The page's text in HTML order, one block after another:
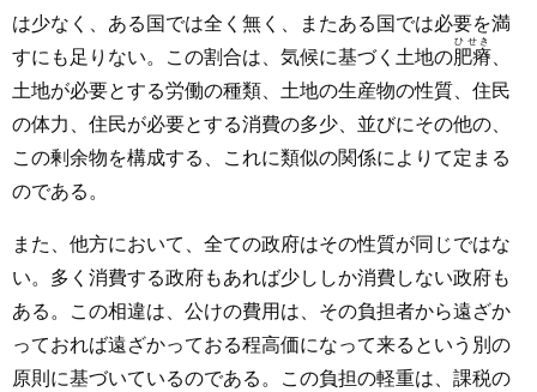
は少なく、ある国では全く無く、またある国では必要を満
すにも足りない。この割合は、気候に基づく土地の肥瘠
ひせき
土地が必要とする労働の種類、土地の生産物の性質、住民
の体力、住民が必要とする消費の多少、並びにその他の、
この剰余物を構成する、これに類似の関係によりて定まる
のである。
また、他方において、全ての政府はその性質が同じではな
い。多く消費する政府もあれば少ししか消費しない政府も
ある。この相違は、公けの費用は、その負担者から遠ざか
っておれば遠ざかっておる程高価になって来るという別の
原則に基づいているのである。この負担の軽重は、課税の